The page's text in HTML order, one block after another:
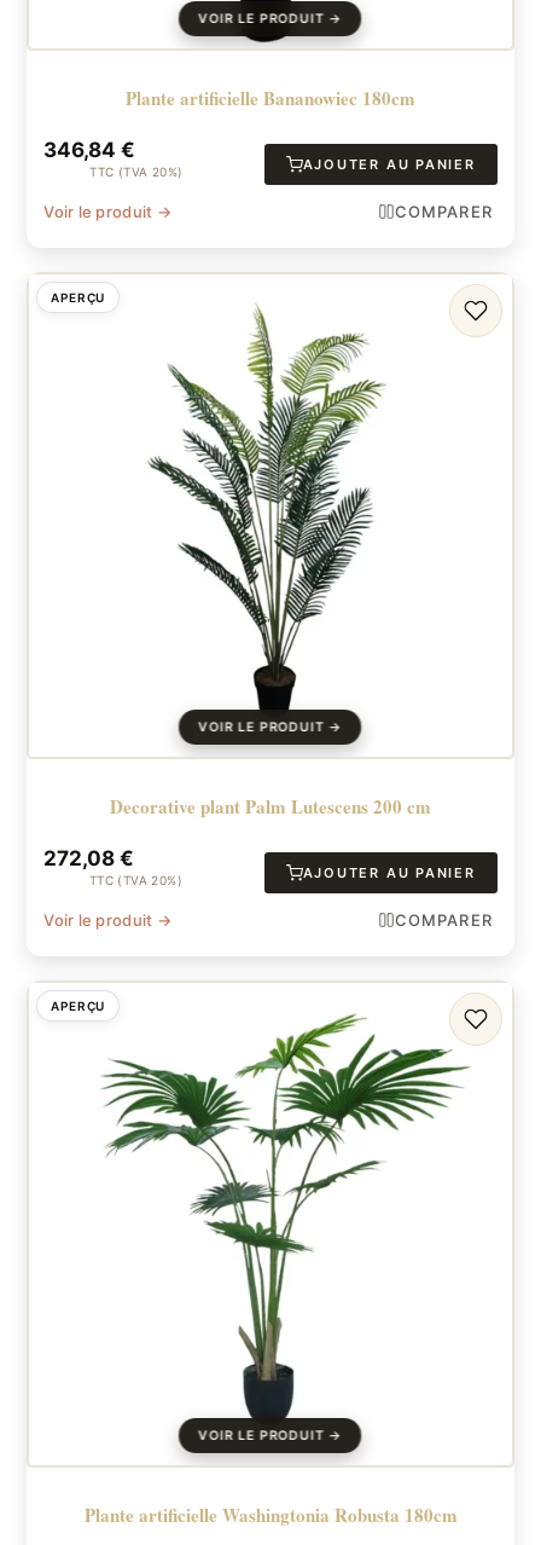
Plante artificielle Bananowiec 180cm
346,84€
TTC (TVA 20%) AJOUTER AU PANIER
Voir le produit → COMPARER
APERÇU
Decorative plant Palm Lutescens 200 cm
272,08€
TTC (TVA 20%) AJOUTER AU PANIER
Voir le produit → COMPARER
APERÇU
Plante artificielle Washingtonia Robusta 180cm